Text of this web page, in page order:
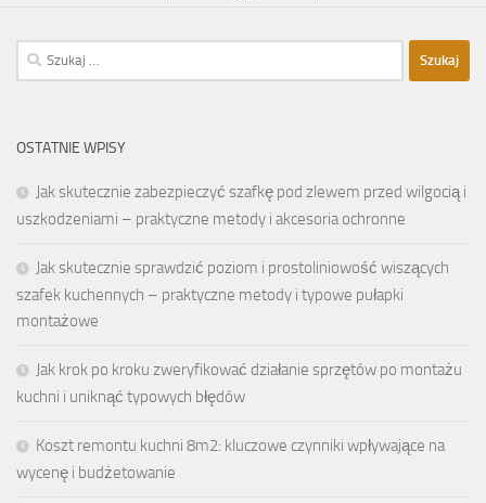
Szukaj:
OSTATNIE WPISY
Jak skutecznie zabezpieczyć szafkę pod zlewem przed wilgocią i
uszkodzeniami – praktyczne metody i akcesoria ochronne
Jak skutecznie sprawdzić poziom i prostoliniowość wiszących
szafek kuchennych – praktyczne metody i typowe pułapki
montażowe
Jak krok po kroku zweryfikować działanie sprzętów po montażu
kuchni i uniknąć typowych błędów
Koszt remontu kuchni 8m2: kluczowe czynniki wpływające na
wycenę i budżetowanie